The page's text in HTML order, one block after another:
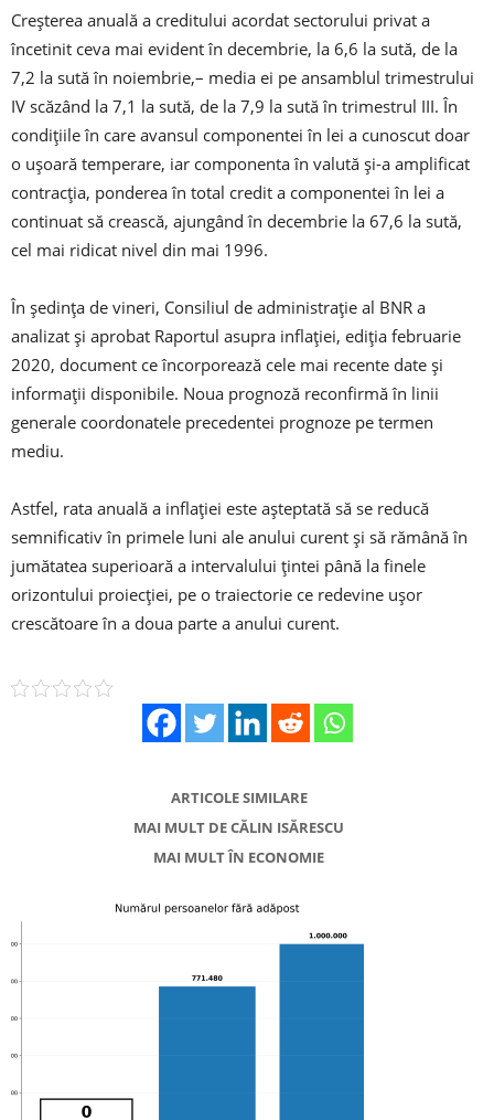
Creşterea anuală a creditului acordat sectorului privat a
încetinit ceva mai evident în decembrie, la 6,6 la sută, de la
7,2 la sută în noiembrie,– media ei pe ansamblul trimestrului
IV scăzând la 7,1 la sută, de la 7,9 la sută în trimestrul III. În
condiţiile în care avansul componentei în lei a cunoscut doar
o uşoară temperare, iar componenta în valută şi-a amplificat
contracţia, ponderea în total credit a componentei în lei a
continuat să crească, ajungând în decembrie la 67,6 la sută,
cel mai ridicat nivel din mai 1996.
În şedinţa de vineri, Consiliul de administraţie al BNR a
analizat şi aprobat Raportul asupra inflaţiei, ediţia februarie
2020, document ce încorporează cele mai recente date şi
informaţii disponibile. Noua prognoză reconfirmă în linii
generale coordonatele precedentei prognoze pe termen
mediu.
Astfel, rata anuală a inflaţiei este aşteptată să se reducă
semnificativ în primele luni ale anului curent şi să rămână în
jumătatea superioară a intervalului ţintei până la finele
orizontului proiecţiei, pe o traiectorie ce redevine uşor
crescătoare în a doua parte a anului curent.
ARTICOLE SIMILARE
MAI MULT DE CĂLIN ISĂRESCU
MAI MULT ÎN ECONOMIE